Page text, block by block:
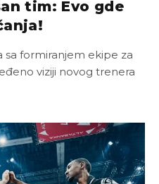
tim: Evo gde
sa formiranjem ekipe za
viziji novog trenera